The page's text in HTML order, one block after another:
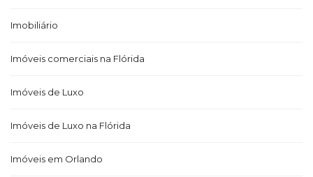
Imobiliário
Imóveis comerciais na Flórida
Imóveis de Luxo
Imóveis de Luxo na Flórida
Imóveis em Orlando